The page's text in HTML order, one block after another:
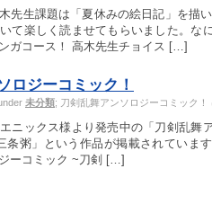
先生課題は「夏休みの絵日記」を描
て楽しく読ませてもらいました。な
ガコース！ 高木先生チョイス […]
ロジーコミック！
未分類; 刀剣乱舞アンソロジーコミック！
ニックス様より発売中の「刀剣乱舞
条粥」という作品が掲載されていま
ーコミック ~刀剣 […]